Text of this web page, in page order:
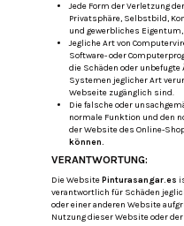
Jede Form der Verletzung
Privatsphäre, Selbstbild,
und gewerbliches
Jegliche Art von
Software- oder
die Schäden oder unbefugte
Systemen jeglicher Art
Webseite zugänglich sind.
Die falsche oder
normale Funktion und den
der Website des Online-
können.
VERANTWORTUNG:
Die Website Pinturasangar.es
verantwortlich für Schäden
oder einer anderen Website
Nutzung dieser Website oder